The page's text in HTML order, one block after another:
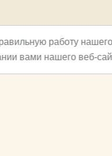
работу
вами нашего веб-